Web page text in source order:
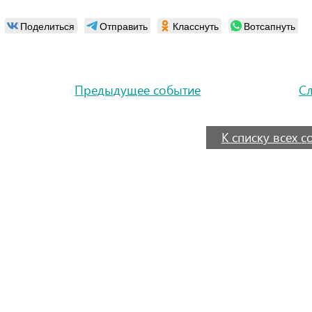
Поделиться Отправить Класснуть Вотсапнуть
Предыдущее событие
К списку всех